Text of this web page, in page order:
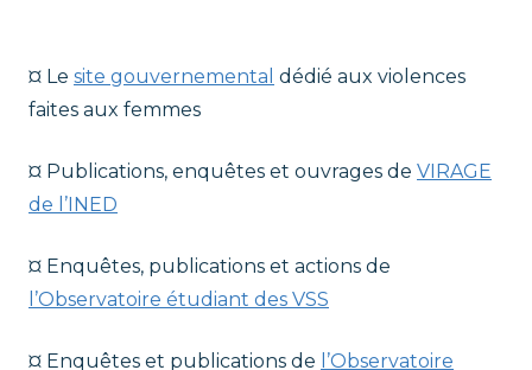
¤ Le site gouvernemental dédié aux violences
faites aux femmes
¤ Publications, enquêtes et ouvrages de VIRAGE
de l’INED
¤ Enquêtes, publications et actions de
l’Observatoire étudiant des VSS
¤ Enquêtes et publications de l’Observatoire